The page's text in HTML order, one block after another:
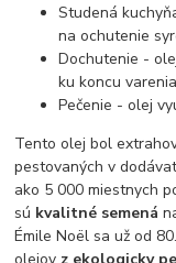
Studená
na ochutenie
Dochutenie -
ku koncu varenia
Pečenie - olej
Tento olej bol
pestovaných v
ako 5 000 miestnych
sú kvalitné semená
Émile Noël sa už od
olejov z ekologicky